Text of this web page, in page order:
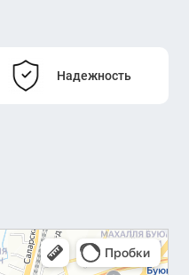
Надежность